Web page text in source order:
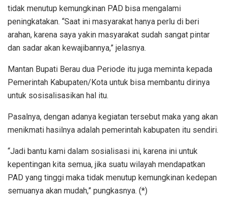
tidak menutup kemungkinan PAD bisa mengalami
peningkatakan. “Saat ini masyarakat hanya perlu di beri
arahan, karena saya yakin masyarakat sudah sangat pintar
dan sadar akan kewajibannya,” jelasnya.
Mantan Bupati Berau dua Periode itu juga meminta kepada
Pemerintah Kabupaten/Kota untuk bisa membantu dirinya
untuk sosisalisasikan hal itu.
Pasalnya, dengan adanya kegiatan tersebut maka yang akan
menikmati hasilnya adalah pemerintah kabupaten itu sendiri.
“Jadi bantu kami dalam sosialisasi ini, karena ini untuk
kepentingan kita semua, jika suatu wilayah mendapatkan
PAD yang tinggi maka tidak menutup kemungkinan kedepan
semuanya akan mudah,” pungkasnya. (*)